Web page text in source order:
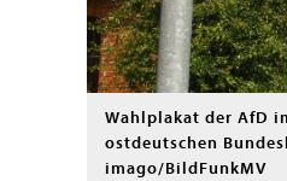
Wahlplakat der AfD
ostdeutschen
imago/BildFunkMV